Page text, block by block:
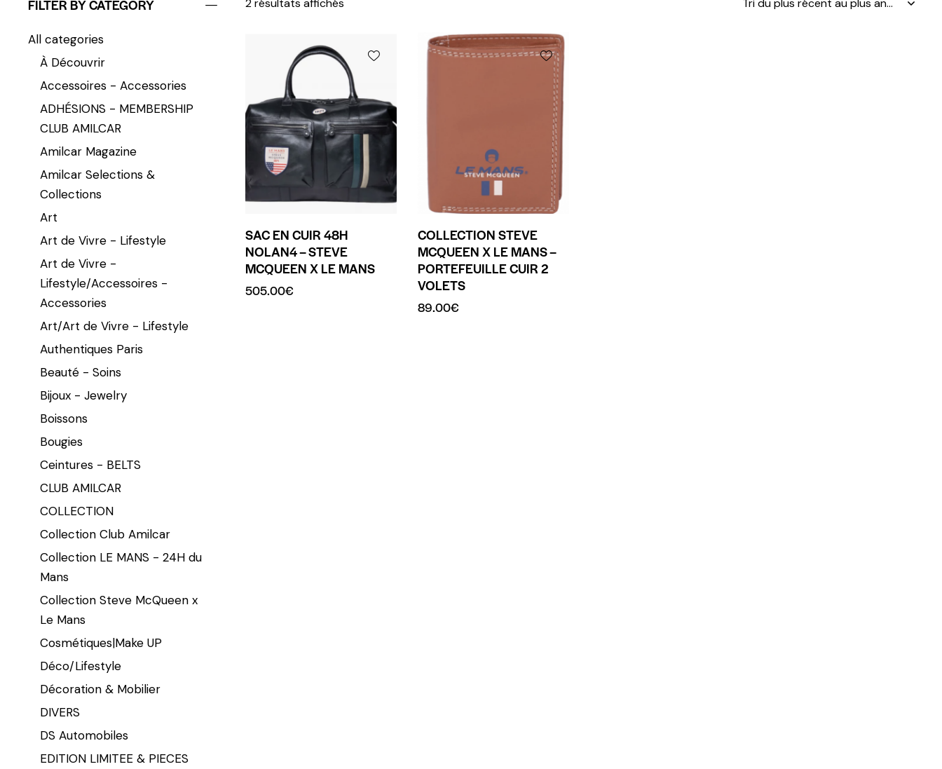
SAC EN CUIR 48H
NOLAN4 – STEVE
MCQUEEN X LE MANS
505.00€
COLLECTION STEVE
MCQUEEN X LE MANS –
PORTEFEUILLE CUIR 2
VOLETS
89.00€
FILTER BY CATEGORY
All categories
À Découvrir
Accessoires - Accessories
ADHÉSIONS - MEMBERSHIP
CLUB AMILCAR
Amilcar Magazine
Amilcar Selections &
Collections
Art
Art de Vivre - Lifestyle
Art de Vivre -
Lifestyle/Accessoires -
Accessories
Art/Art de Vivre - Lifestyle
Authentiques Paris
Beauté - Soins
Bijoux - Jewelry
Boissons
Bougies
Ceintures - BELTS
CLUB AMILCAR
COLLECTION
Collection Club Amilcar
Collection LE MANS - 24H du
Mans
Collection Steve McQueen x
Le Mans
Cosmétiques|Make UP
Déco/Lifestyle
Décoration & Mobilier
DIVERS
DS Automobiles
EDITION LIMITEE & PIECES